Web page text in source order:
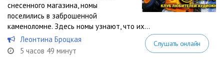
снесенного магазина, номы
поселились в заброшенной
каменоломне. Здесь номы узнают, что их...
Леонтина Броцкая
5 часов 49 минут
Слушать онлайн